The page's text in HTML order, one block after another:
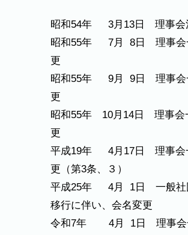
昭和54年 3月13日 理事会
昭和55年 7月 8日 理事会
更
昭和55年 9月 9日 理事会
更
昭和55年 10月14日 理事会
更
平成19年 4月17日 理事会
更（第3条、３）
平成25年 4月 1日 一般社
移行に伴い、会名変更
令和7年 4月 1日 理事会